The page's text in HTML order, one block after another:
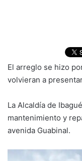
El arreglo se hizo
volvieran a
La Alcaldía de
mantenimiento y
avenida Guabinal.